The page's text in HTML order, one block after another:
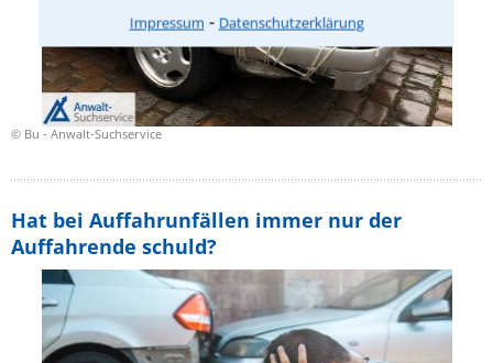
Impressum ⁃ Datenschutzerklärung
© Bu - Anwalt-Suchservice
Hat bei Auffahrunfällen immer nur der
Auffahrende schuld?